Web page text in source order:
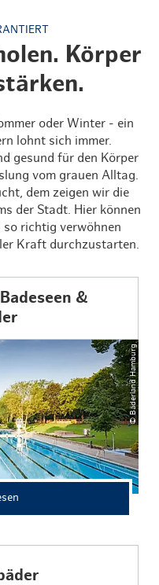
Körper
oder Winter - ein
lohnt sich immer.
gesund für den Körper
vom grauen Alltag.
dem zeigen wir die
der Stadt. Hier können
so richtig verwöhnen
Kraft durchzustarten.
&
© Bäderland Hamburg